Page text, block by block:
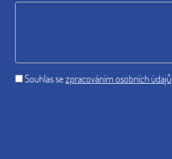
Souhlas sezpracováním osobních údajů